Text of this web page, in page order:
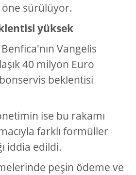
sürülüyor.
yüksek
Vangelis
40 milyon Euro
beklentisi
ise bu rakamı
farklı formüller
iddia edildi.
peşin ödeme ve